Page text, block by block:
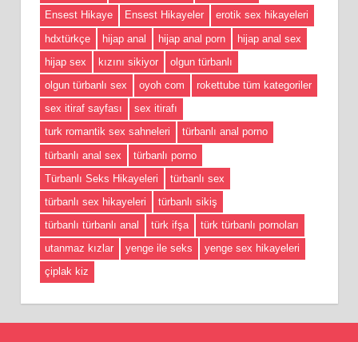
Ensest Hikaye
Ensest Hikayeler
erotik sex hikayeleri
hdxtürkçe
hijap anal hijap anal porn
hijap anal sex
hijap sex
kızını sikiyor
olgun türbanlı
olgun türbanlı sex
oyoh com
rokettube tüm kategoriler
sex itiraf sayfası
sex itirafı
turk romantik sex sahneleri
türbanlı anal porno
türbanlı anal sex
türbanlı porno
Türbanlı Seks Hikayeleri
türbanlı sex
türbanlı sex hikayeleri
türbanlı sikiş
türbanlı türbanlı anal
türk ifşa
türk türbanlı pornoları
utanmaz kızlar
yenge ile seks
yenge sex hikayeleri
çiplak kiz